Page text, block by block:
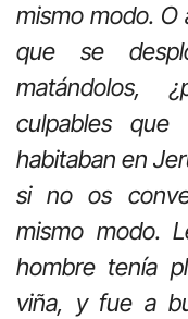
mismo modo. O
que se
matándolos,
culpables
habitaban en
si no os
mismo modo.
hombre tenía
viña, y fue a